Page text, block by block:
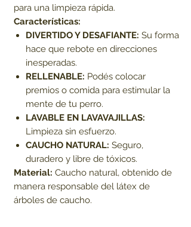
para una limpieza rápida.
Características:
DIVERTIDO Y DESAFIANTE: Su forma
hace que rebote en direcciones
inesperadas.
RELLENABLE: Podés colocar
premios o comida para estimular la
mente de tu perro.
LAVABLE EN LAVAVAJILLAS:
Limpieza sin esfuerzo.
CAUCHO NATURAL: Seguro,
duradero y libre de tóxicos.
Material: Caucho natural, obtenido de
manera responsable del látex de
árboles de caucho.